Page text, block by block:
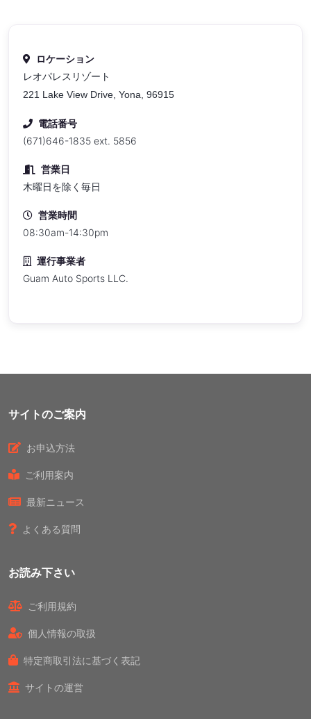
ロケーション
レオパレスリゾート
221 Lake View Drive, Yona, 96915
電話番号
(671)646-1835 ext. 5856
営業日
木曜日を除く毎日
営業時間
08:30am-14:30pm
運行事業者
Guam Auto Sports LLC.
サイトのご案内
お申込方法
ご利用案内
最新ニュース
よくある質問
お読み下さい
ご利用規約
個人情報の取扱
特定商取引法に基づく表記
サイトの運営